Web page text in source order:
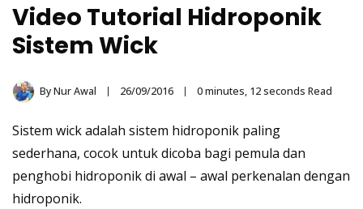
Video Tutorial Hidroponik
Sistem Wick
ByNur Awal 26/09/2016 0 minutes, 12 seconds Read
Sistem wick adalah sistem hidroponik paling
sederhana, cocok untuk dicoba bagi pemula dan
penghobi hidroponik di awal – awal perkenalan dengan
hidroponik.